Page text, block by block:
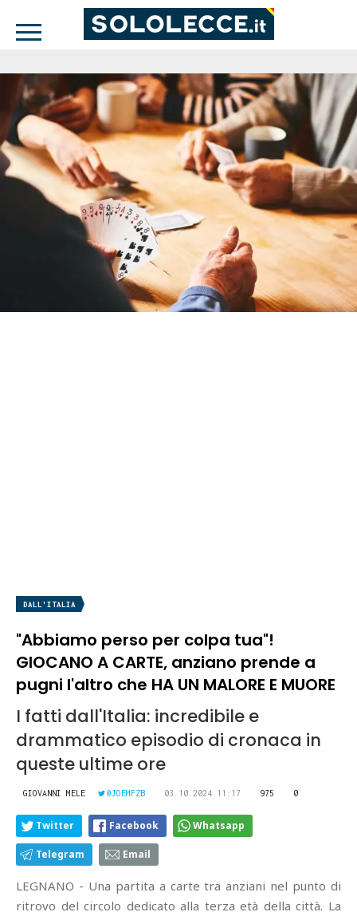
DALL'ITALIA
"Abbiamo perso per colpa tua"!
GIOCANO A CARTE, anziano prende a
pugni l'altro che HA UN MALORE E MUORE
I fatti dall'Italia: incredibile e
drammatico episodio di cronaca in
queste ultime ore
GIOVANNI MELE @JOEMFZB 03.10.2024 11:17 975 0
Twitter Facebook Whatsapp
Telegram Email
LEGNANO - Una partita a carte tra anziani nel punto di
ritrovo del circolo dedicato alla terza età della città. La